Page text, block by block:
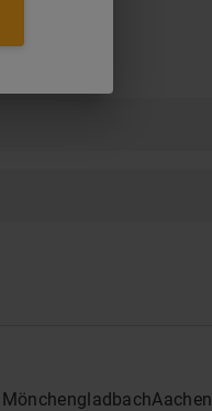
MönchengladbachAachen